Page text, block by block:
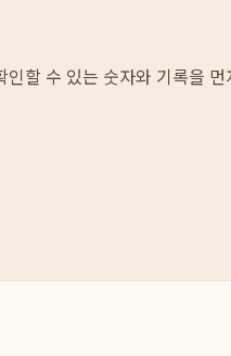
할 수 있는 숫자와 기록을